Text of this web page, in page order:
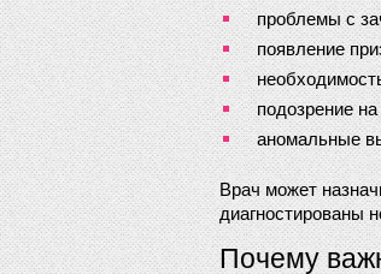
проблемы с
появление
подозрение
аномальные
Врач может
диагностированы
Почему